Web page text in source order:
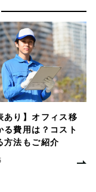
あり】オフィス移
る費用は？コスト
方法もご紹介